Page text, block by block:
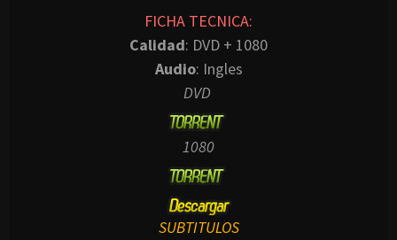
FICHA TECNICA:
Calidad: DVD + 1080
Audio: Ingles
DVD
1080
SUBTITULOS